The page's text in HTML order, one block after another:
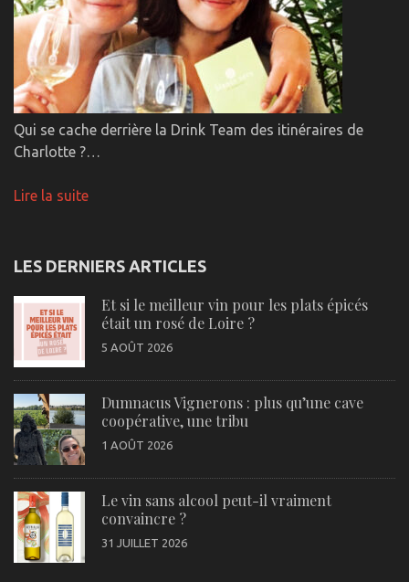
Qui se cache derrière la Drink Team des itinéraires de
Charlotte ?…
Lire la suite
LES DERNIERS ARTICLES
Et si le meilleur vin pour les plats épicés
était un rosé de Loire ?
5 AOÛT 2026
Dumnacus Vignerons : plus qu’une cave
coopérative, une tribu
1 AOÛT 2026
Le vin sans alcool peut-il vraiment
convaincre ?
31 JUILLET 2026